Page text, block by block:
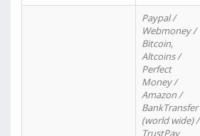
Paypal /
Webmoney /
Bitcoin,
Altcoins /
Perfect
Money /
Amazon /
BankTransfer
(world wide) /
TrustPay